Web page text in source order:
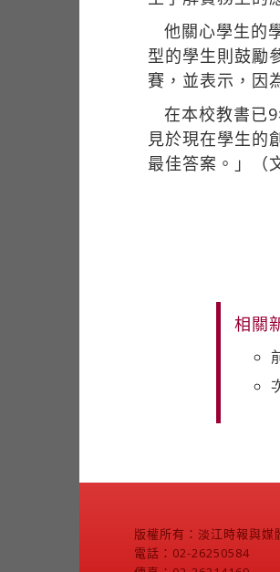
他關心學生的
型的學生則鼓勵
賽，並表示，因
在本校教書已
見於現在學生的
最佳答案。」（
相關
版權所有：淡江時報與媒
電話：02-26250584